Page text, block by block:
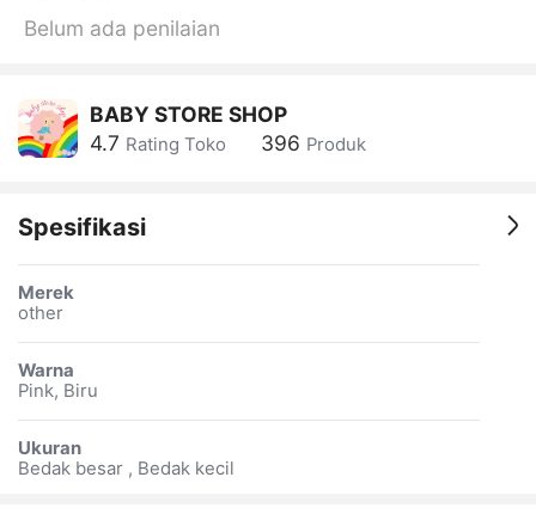
Belum ada penilaian
BABY STORE SHOP
4.7 Rating Toko 396 Produk
Spesifikasi
Merek
other
Warna
Pink, Biru
Ukuran
Bedak besar , Bedak kecil